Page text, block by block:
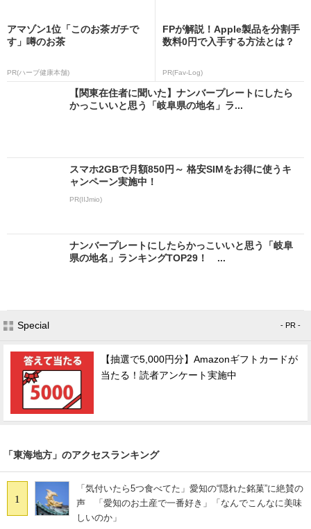
アマゾン1位「このお茶ガチで
す」噂のお茶
PR(ハーブ健康本舗)
FPが解説！Apple製品を分割手
数料0円で入手する方法とは？
PR(Fav-Log)
【関東在住者に聞いた】ナンバープレートにしたら
かっこいいと思う「岐阜県の地名」ラ...
スマホ2GBで月額850円～ 格安SIMをお得に使うキ
ャンペーン実施中！
PR(IIJmio)
ナンバープレートにしたらかっこいいと思う「岐阜
県の地名」ランキングTOP29！ ...
Special - PR -
【抽選で5,000円分】Amazonギフトカードが
当たる！読者アンケート実施中
「東海地方」のアクセスランキング
1
「気付いたら5つ食べてた」愛知の“隠れた銘菓”に絶賛の
声 「愛知のお土産で一番好き」「なんでこんなに美味
しいのか」